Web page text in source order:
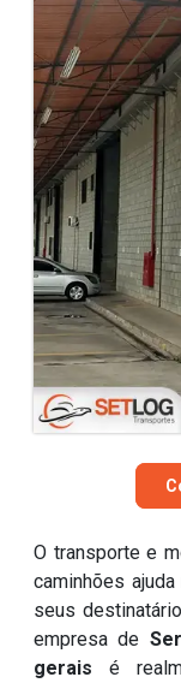
O transporte e
caminhões
seus
empresa de
gerais é